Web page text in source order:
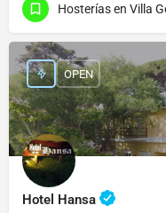
Hosterías en Villa
Hotel Hansa
OPEN